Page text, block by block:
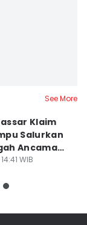
See More
Klaim
Salurkan
Ancaman
WIB